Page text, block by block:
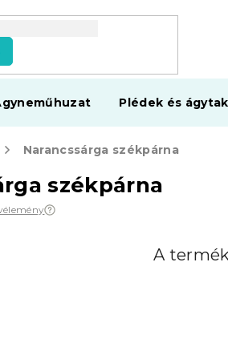
Plédek és
Narancssárga székpárna
székpárna
A